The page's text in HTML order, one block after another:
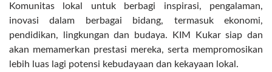
Komunitas lokal untuk berbagi inspirasi, pengalaman,
inovasi dalam berbagai bidang, termasuk ekonomi,
pendidikan, lingkungan dan budaya. KIM Kukar siap dan
akan memamerkan prestasi mereka, serta mempromosikan
lebih luas lagi potensi kebudayaan dan kekayaan lokal.